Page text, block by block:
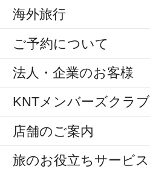
海外旅行
ご予約について
法人・企業のお客様
KNTメンバーズクラブ
店舗のご案内
旅のお役立ちサービス